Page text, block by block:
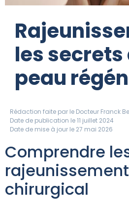
les secrets
peau
Rédaction faite par le Docteur Franck
Date de publication le 11 juillet 2024
Date de mise à jour le 27 mai 2026
Comprendre
chirurgical